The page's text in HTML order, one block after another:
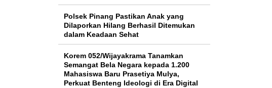
Polsek Pinang Pastikan Anak yang
Dilaporkan Hilang Berhasil Ditemukan
dalam Keadaan Sehat
Korem 052/Wijayakrama Tanamkan
Semangat Bela Negara kepada 1.200
Mahasiswa Baru Prasetiya Mulya,
Perkuat Benteng Ideologi di Era Digital